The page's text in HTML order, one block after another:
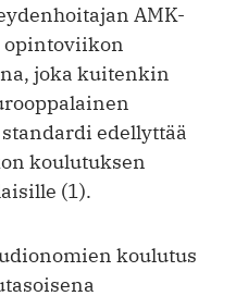
AMK-
opintoviikon
joka kuitenkin
edellyttää
koulutuksen
(1).
koulutus